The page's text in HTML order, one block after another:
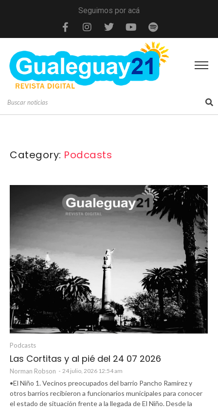
Seguimos por acá
Category: Podcasts
Podcasts
Las Cortitas y al pié del 24 07 2026
Norman Robson - 24 julio, 2026 12:54 am
•El Niño 1. Vecinos preocupados del barrio Pancho Ramírez y
otros barrios recibieron a funcionarios municipales para conocer
el estado de situación frente a la llegada de El Niño. Desde la